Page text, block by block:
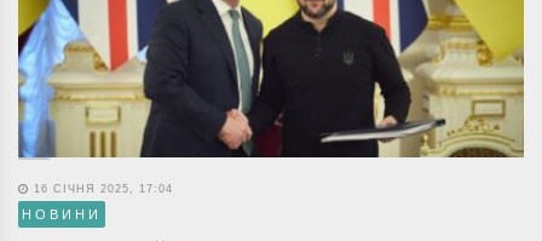
16 СІЧНЯ 2025, 17:04
НОВИНИ